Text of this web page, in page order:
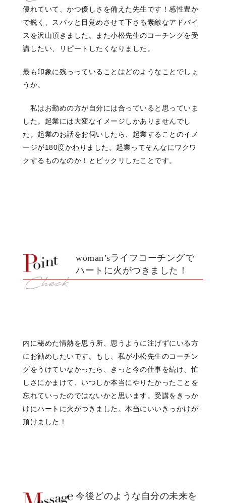
優れていて、かつ優しさを備えた先生です！感性豊か
で鋭く、スパッと目覚めさせて下さる素敵なアドバイ
スを沢山頂きました。また小松先生のコーチングを受
講したい、リピートしたくなりました。
最も印象に残っっていることはどのようなことでしょ
うか。
私はお勤めの方が自分には合っていると思っていま
した。起業には大変なイメージしかありませんでし
た。起業のお話をお伺いしたら、起業することのイメ
ージが180度かわりました。起業ってそんなにワクワ
クするものなのか！とビックリしたことです。
woman’sライフコーチングで
ハートに火がつきました！
内に秘めた情熱を思う所、思うように注げずにいる方
にお勧めしたいです。もし、私が小松先生のコーチン
グをうけていなかったら、きっと今の仕事を続け、忙
しさにかまけて、いつしか本当にやりたかったことを
忘れていったのではないかと思います。受講をきっか
けにハートに火がつきました。本当にいいきっかけが
頂けました！
今後どのような自分の未来を